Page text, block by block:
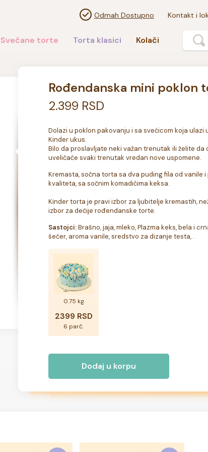
Odmah Dostupno Kontakt i
Svečane torte Torta klasici
Kolači
Rođendanska mini poklon
2.399 RSD
Dolazi u poklon pakovanju i sa svećicom koja ulazi
Kinder ukus.
Bilo da proslavljate neki važan trenutak ili želite
uveličaće svaki trenutak vredan nove uspomene.
Kremasta, sočna torta sa dva puding fila od
kvaliteta, sa sočnim komadićima keksa.
Kinder torta je pravi izbor za ljubitelje kremastih,
izbor za dečije rođendanske torte.
Sastojci: Brašno, jaja, mleko, Plazma keks, bela i
šećer, aroma vanile, sredstvo za dizanje testa, .
0.75 kg
2399 RSD
6 parč.
Dodaj u korpu